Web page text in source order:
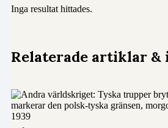
Inga resultat hittades.
Relaterade artiklar